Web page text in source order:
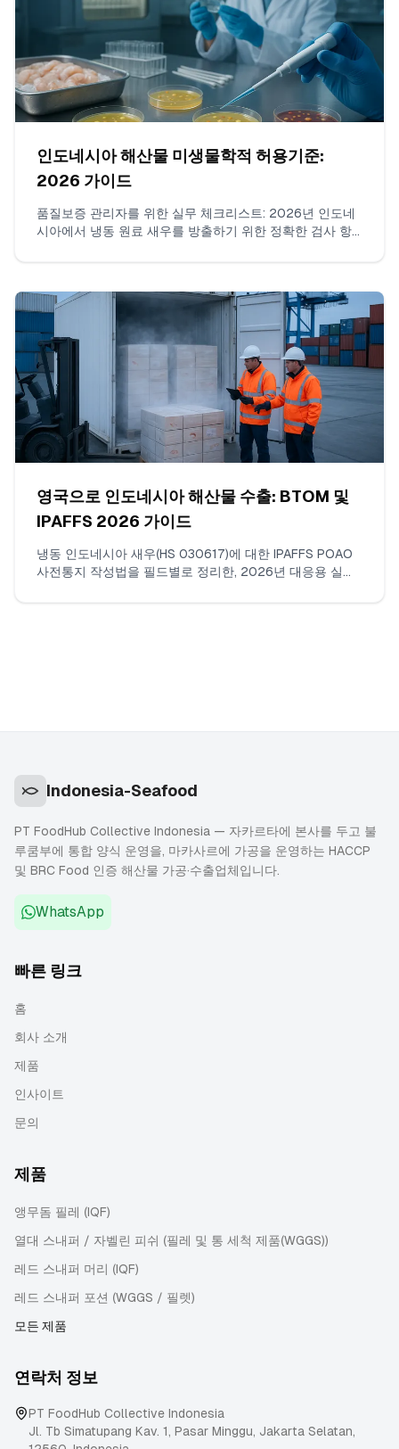
인도네시아 해산물 미생물학적 허용기준:
2026 가이드
품질보증 관리자를 위한 실무 체크리스트: 2026년 인도네
시아에서 냉동 원료 새우를 방출하기 위한 정확한 검사 항
영국으로 인도네시아 해산물 수출: BTOM 및
IPAFFS 2026 가이드
냉동 인도네시아 새우(HS 030617)에 대한 IPAFFS POAO
사전통지 작성법을 필드별로 정리한, 2026년 대응용 실무
Indonesia-Seafood
PT FoodHub Collective Indonesia — 자카르타에 본사를 두고 불
루쿰부에 통합 양식 운영을, 마카사르에 가공을 운영하는 HACCP
및 BRC Food 인증 해산물 가공·수출업체입니다.
WhatsApp
빠른 링크
홈
회사 소개
제품
인사이트
문의
제품
앵무돔 필레 (IQF)
열대 스내퍼 / 자벨린 피쉬 (필레 및 통 세척 제품(WGGS))
레드 스내퍼 머리 (IQF)
레드 스내퍼 포션 (WGGS / 필렛)
모든 제품
연락처 정보
PT FoodHub Collective Indonesia
Jl. Tb Simatupang Kav. 1, Pasar Minggu, Jakarta Selatan,